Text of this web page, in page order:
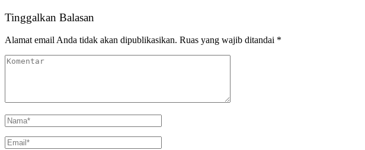
Tinggalkan Balasan
Alamat email Anda tidak akan dipublikasikan. Ruas yang wajib ditandai *